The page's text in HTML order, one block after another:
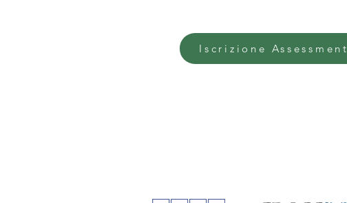
Iscrizione Assessment